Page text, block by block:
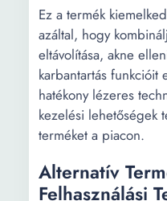
Ez a termék
azáltal, hogy
eltávolítása, akne
karbantartás funkcióit
hatékony lézeres
kezelési lehetőségek
terméket a piacon.
Alternatív
Felhasználási